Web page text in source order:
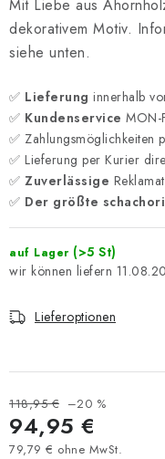
Mit Liebe aus
dekorativem Motiv.
siehe unten.
✅ Lieferung innerhalb
✅ Kundenservice MON-
✅ Zahlungsmöglichkeiten
✅ Lieferung per Kurier
✅ Zuverlässige
✅ Der größte
auf Lager (>5 St)
Lieferoptionen
118,95 € –20 %
94,95 €
79,79 € ohne MwSt.